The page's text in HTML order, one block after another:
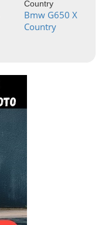
Bmw G650 X
Country